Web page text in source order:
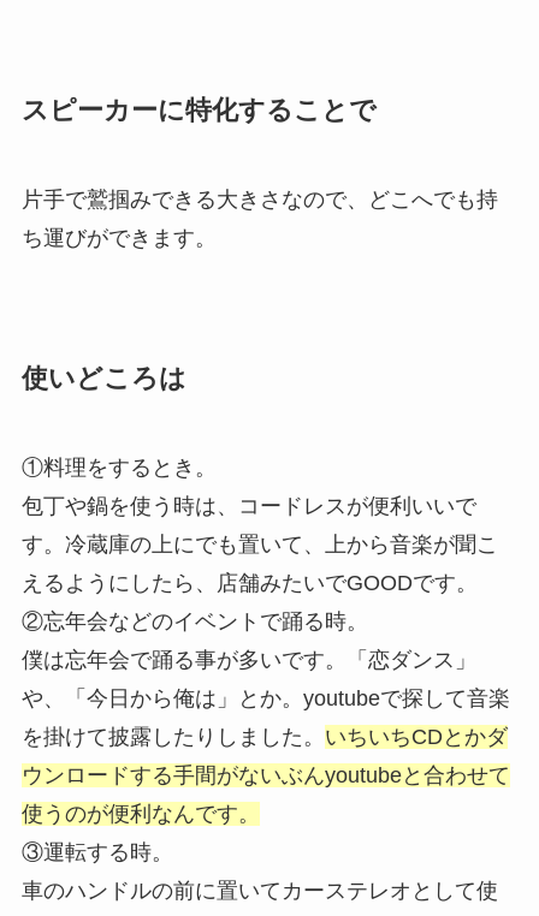
スピーカーに特化することで
片手で鷲掴みできる大きさなので、どこへでも持
ち運びができます。
使いどころは
①料理をするとき。
包丁や鍋を使う時は、コードレスが便利いいで
す。冷蔵庫の上にでも置いて、上から音楽が聞こ
えるようにしたら、店舗みたいでGOODです。
②忘年会などのイベントで踊る時。
僕は忘年会で踊る事が多いです。「恋ダンス」
や、「今日から俺は」とか。youtubeで探して音楽
を掛けて披露したりしました。 いちいちCDとかダ
ウンロードする手間がないぶんyoutubeと合わせて
使うのが便利なんです。
③運転する時。
車のハンドルの前に置いてカーステレオとして使